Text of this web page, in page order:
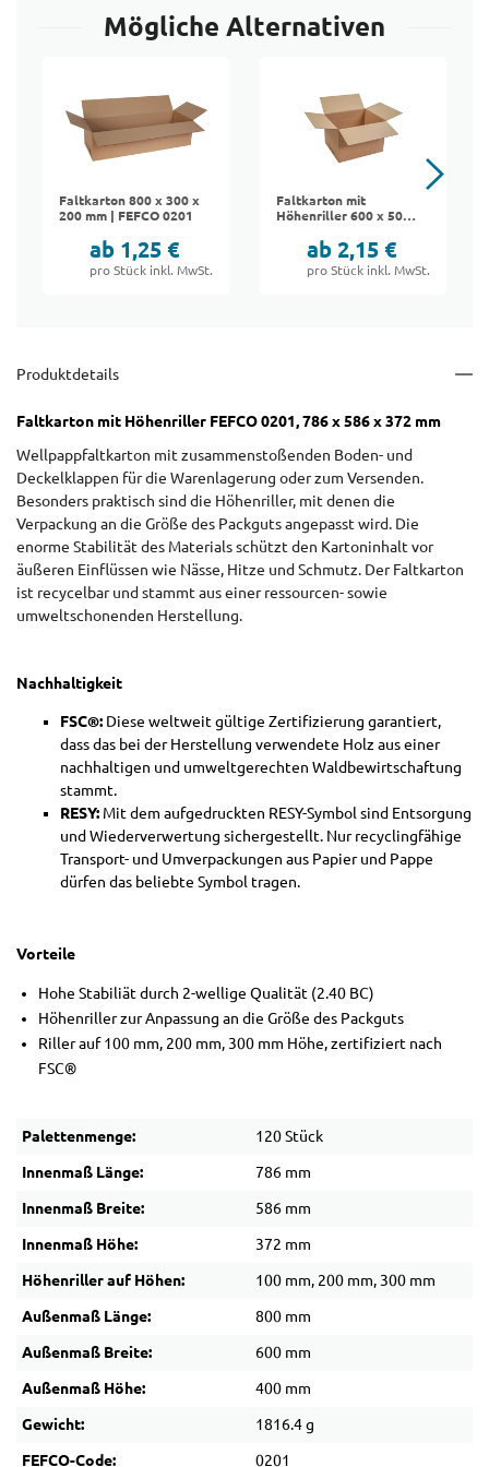
Mögliche Alternativen
Faltkarton 800 x 300 x
200 mm | FEFCO 0201
ab 1,25 €
pro Stück inkl. MwSt.
Faltkarton mit
Höhenriller 600 x 500
ab 2,15 €
pro Stück inkl. MwSt.
Produktdetails
Faltkarton mit Höhenriller FEFCO 0201, 786 x 586 x 372 mm
Wellpappfaltkarton mit zusammenstoßenden Boden- und
Deckelklappen für die Warenlagerung oder zum Versenden.
Besonders praktisch sind die Höhenriller, mit denen die
Verpackung an die Größe des Packguts angepasst wird. Die
enorme Stabilität des Materials schützt den Kartoninhalt vor
äußeren Einflüssen wie Nässe, Hitze und Schmutz. Der Faltkarton
ist recycelbar und stammt aus einer ressourcen- sowie
umweltschonenden Herstellung.
Nachhaltigkeit
FSC®: Diese weltweit gültige Zertifizierung garantiert,
dass das bei der Herstellung verwendete Holz aus einer
nachhaltigen und umweltgerechten Waldbewirtschaftung
stammt.
RESY: Mit dem aufgedruckten RESY-Symbol sind Entsorgung
und Wiederverwertung sichergestellt. Nur recyclingfähige
Transport- und Umverpackungen aus Papier und Pappe
dürfen das beliebte Symbol tragen.
Vorteile
Hohe Stabiliät durch 2-wellige Qualität (2.40 BC)
Höhenriller zur Anpassung an die Größe des Packguts
Riller auf 100 mm, 200 mm, 300 mm Höhe, zertifiziert nach
FSC®
Palettenmenge: 120 Stück
Innenmaß Länge: 786 mm
Innenmaß Breite: 586 mm
Innenmaß Höhe: 372 mm
Höhenriller auf Höhen: 100 mm, 200 mm, 300 mm
Außenmaß Länge: 800 mm
Außenmaß Breite: 600 mm
Außenmaß Höhe: 400 mm
Gewicht: 1816.4 g
FEFCO-Code: 0201